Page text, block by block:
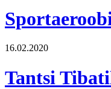
16.02.2020
Tantsi